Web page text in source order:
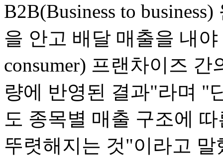
B2B(Business to
을 안고 배달 매출을 내야
consumer) 프랜차이즈
량에 반영된 결과"라며 "
도 종목별 매출 구조에
뚜렷해지는 것"이라고 말